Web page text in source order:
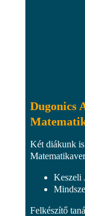
Dugonics
Két diákunk
Keszeli
Felkészítő